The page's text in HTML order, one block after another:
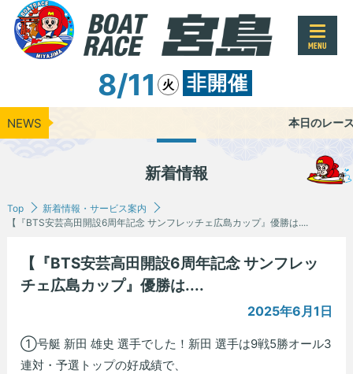
MENU
8/11 火 非開催
NEWS 本日のレース開催はあり
新着情報
Top
新着情報・サービス案内
【『BTS安芸高田開設6周年記念 サンフレッチェ広島カップ』優勝は....
【『BTS安芸高田開設6周年記念 サンフレッ
チェ広島カップ』優勝は....
2025年6月1日
①号艇 新田 雄史 選手でした！新田 選手は9戦5勝オール3
連対・予選トップの好成績で、